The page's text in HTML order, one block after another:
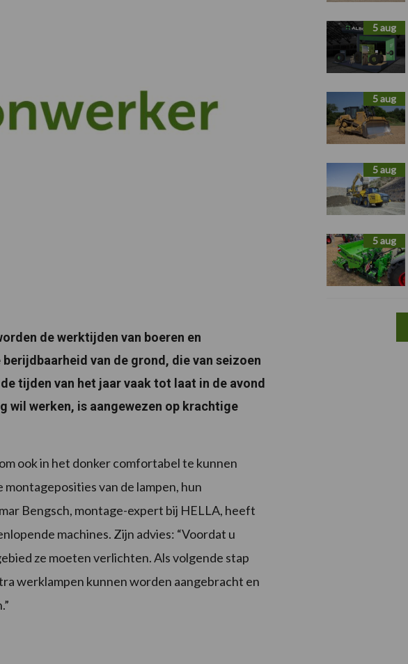
de werktijden van boeren en
van de grond, die van seizoen
tijden van het jaar vaak tot laat in de avond
wil werken, is aangewezen op krachtige
ook in het donker comfortabel te kunnen
van de lampen, hun
Bengsch, montage-expert bij HELLA, heeft
machines. Zijn advies: “Voordat u
ze moeten verlichten. Als volgende stap
werklampen kunnen worden aangebracht en
5 aug
5 aug
5 aug
5 aug